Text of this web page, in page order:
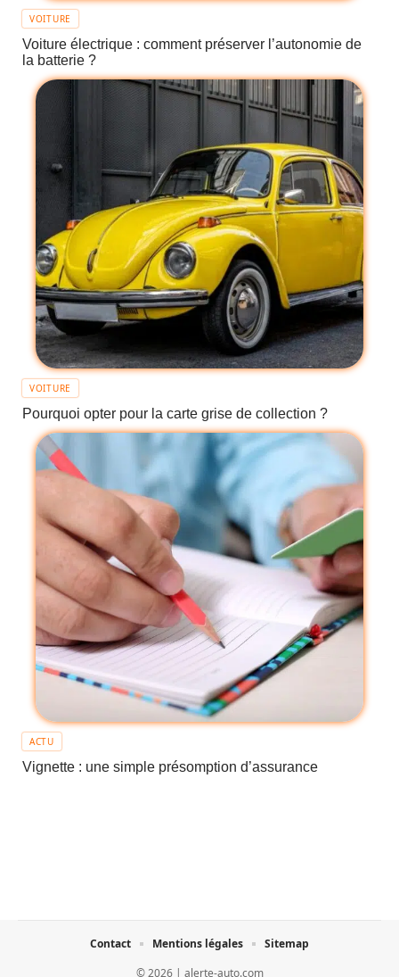
VOITURE
Voiture électrique : comment préserver l’autonomie de
la batterie ?
VOITURE
Pourquoi opter pour la carte grise de collection ?
ACTU
Vignette : une simple présomption d’assurance
© 2026 | alerte-auto.com
Contact Mentions légales Sitemap